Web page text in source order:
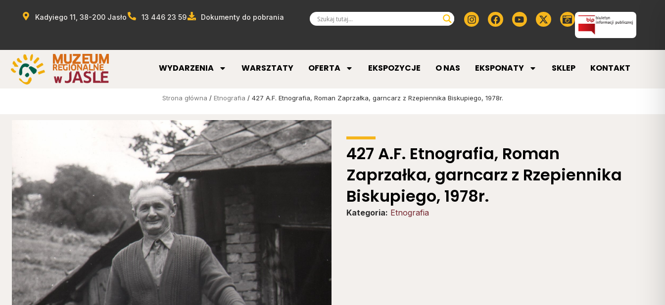
Kadyiego 11, 38-200 Jasło 13 446 23 59 Dokumenty do pobrania
WYDARZENIA WARSZTATY OFERTA EKSPOZYCJE O NAS EKSPONATY SKLEP KONTAKT
Strona główna / Etnografia / 427 A.F. Etnografia, Roman Zaprzałka, garncarz z Rzepiennika Biskupiego, 1978r.
427 A.F. Etnografia, Roman
Zaprzałka, garncarz z Rzepiennika
Biskupiego, 1978r.
Kategoria: Etnografia